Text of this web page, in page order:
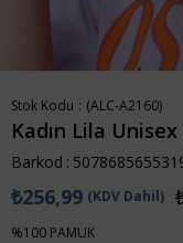
Stok Kodu (ALC-A2160)
Kadın Lila
Barkod :
₺256,99 (KDV Dahil)
%100 PAMUK